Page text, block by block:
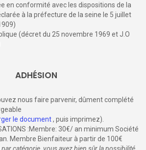
en conformité avec les dispositions de la
à la préfecture de la seine le 5 juillet
(décret du 25 novembre 1969 et J.O
ADHÉSION
nous faire parvenir, dûment complété
le document, puis imprimez).
:Membre: 30€/ an minimum Société
Membre Bienfaiteur à partir de 100€
par catégorie, vous avez bien sûr la possibilité